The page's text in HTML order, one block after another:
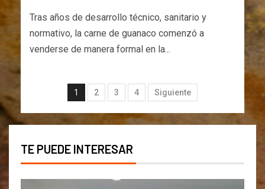
Tras años de desarrollo técnico, sanitario y
normativo, la carne de guanaco comenzó a
venderse de manera formal en la...
1 2 3 4 Siguiente
TE PUEDE INTERESAR